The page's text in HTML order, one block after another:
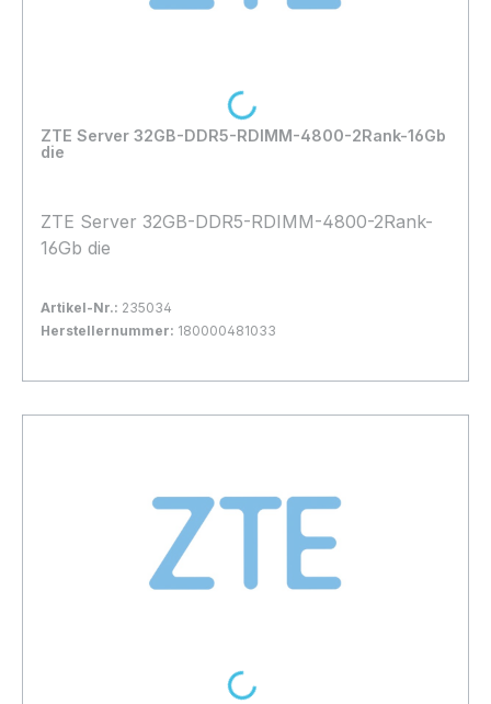
ZTE Server 32GB-DDR5-RDIMM-4800-2Rank-16Gb
die
ZTE Server 32GB-DDR5-RDIMM-4800-2Rank-
16Gb die
Artikel-Nr.: 235034
Herstellernummer: 180000481033
In den Warenkorb
Loading...